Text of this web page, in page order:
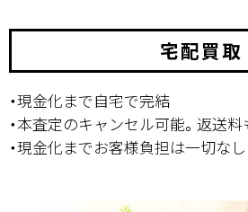
宅配買取
・現金化まで自宅で完結
・本査定のキャンセル可能。返送
・現金化までお客様負担は一切なし